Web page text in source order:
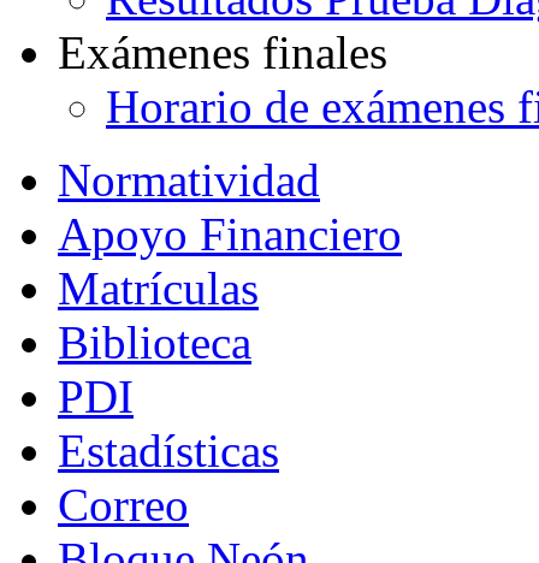
Exámenes finales
Horario de exámenes
Normatividad
Apoyo Financiero
Matrículas
Biblioteca
PDI
Estadísticas
Correo